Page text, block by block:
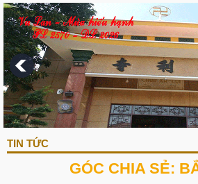
TIN TỨC
GÓC CHIA SẺ: